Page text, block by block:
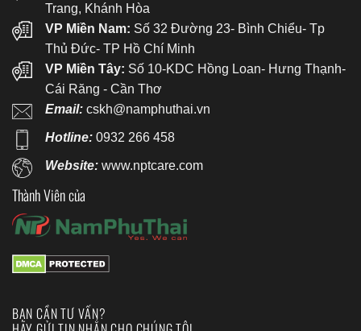
Trang, Khánh Hòa
VP Miền Nam: Số 32 Đường 23- Bình Chiểu- Tp
Thủ Đức- TP Hồ Chí Minh
VP Miền Tây: Số 10-KDC Hồng Loan- Hưng Thạnh-
Cái Răng - Cần Thơ
Email: cskh@namphuthai.vn
Hotline: 0932 266 458
Website:www.nptcare.com
Thành Viên của
BẠN CẦN TƯ VẤN?